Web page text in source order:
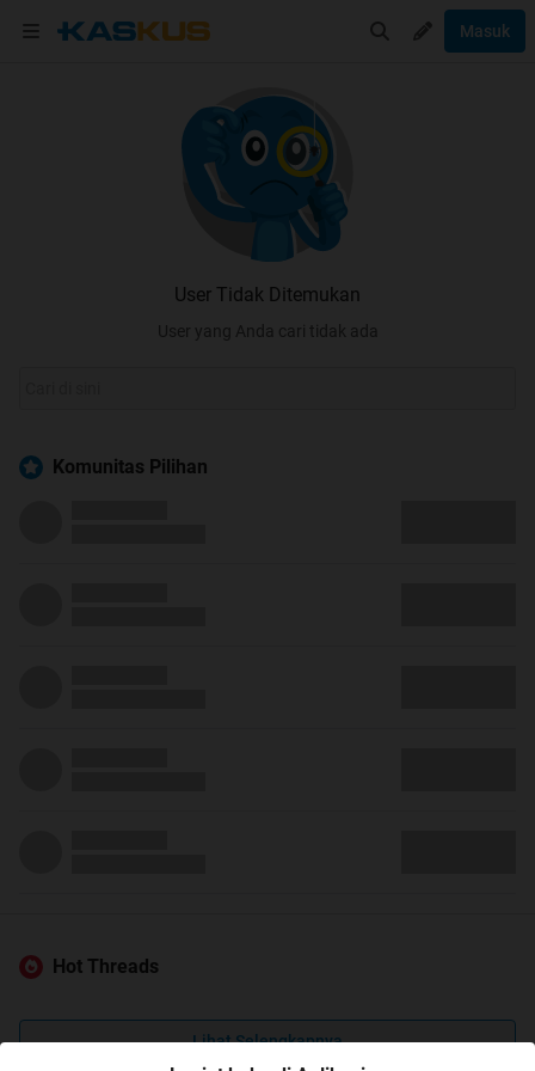
Masuk
User Tidak Ditemukan
User yang Anda cari tidak ada
Komunitas Pilihan
Hot Threads
Lihat Selengkapnya